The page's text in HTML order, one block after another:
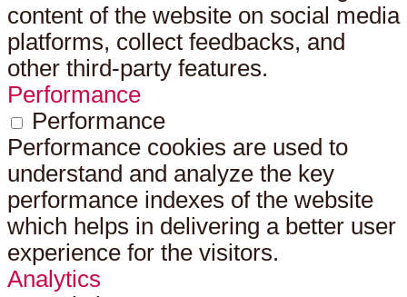
content of the website on social media
platforms, collect feedbacks, and
other third-party features.
Performance
Performance
Performance cookies are used to
understand and analyze the key
performance indexes of the website
which helps in delivering a better user
experience for the visitors.
Analytics